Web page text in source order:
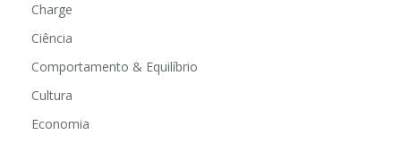
Charge
Ciência
Comportamento & Equilíbrio
Cultura
Economia